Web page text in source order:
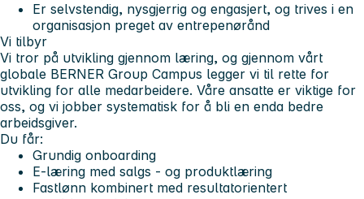
Er selvstendig, nysgjerrig og engasjert, og trives i en
organisasjon preget av entrepenørånd
Vi tilbyr
Vi tror på utvikling gjennom læring, og gjennom vårt
globale BERNER Group Campus legger vi til rette for
utvikling for alle medarbeidere. Våre ansatte er viktige for
oss, og vi jobber systematisk for å bli en enda bedre
arbeidsgiver.
Du får:
Grundig onboarding
E-læring med salgs - og produktlæring
Fastlønn kombinert med resultatorientert